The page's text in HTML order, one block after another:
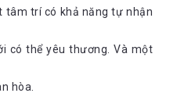
tâm trí có khả năng tự nhận
có thể yêu thương. Và một
hòa.